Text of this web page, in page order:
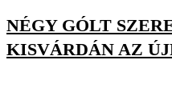
NÉGY GÓLT
KISVÁRDÁN AZ